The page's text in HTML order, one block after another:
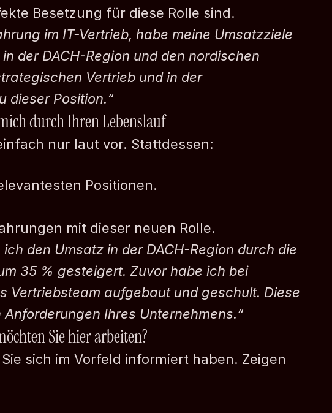
Besetzung für diese Rolle sind.
im IT-Vertrieb, habe meine Umsatzziele
der DACH-Region und den nordischen
Vertrieb und in der
dieser Position.“
durch Ihren Lebenslauf
nur laut vor. Stattdessen:
Positionen.
mit dieser neuen Rolle.
den Umsatz in der DACH-Region durch die
35 % gesteigert. Zuvor habe ich bei
Vertriebsteam aufgebaut und geschult. Diese
Ihres Unternehmens.“
Sie hier arbeiten?
sich im Vorfeld informiert haben. Zeigen